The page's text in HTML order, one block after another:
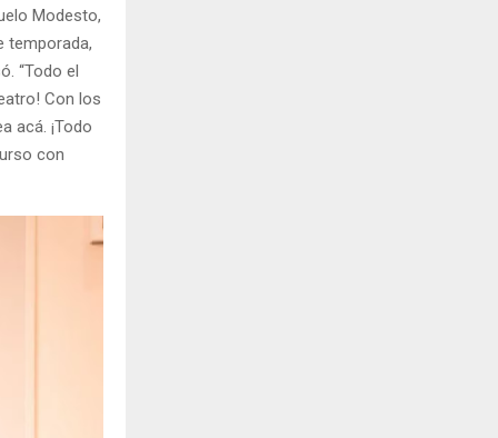
Modesto,
temporada,
“Todo el
Con los
acá. ¡Todo
con